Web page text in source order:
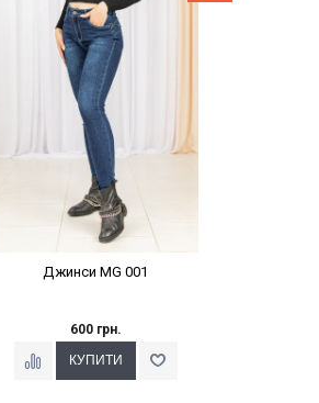
Джинси MG 001
600 грн.